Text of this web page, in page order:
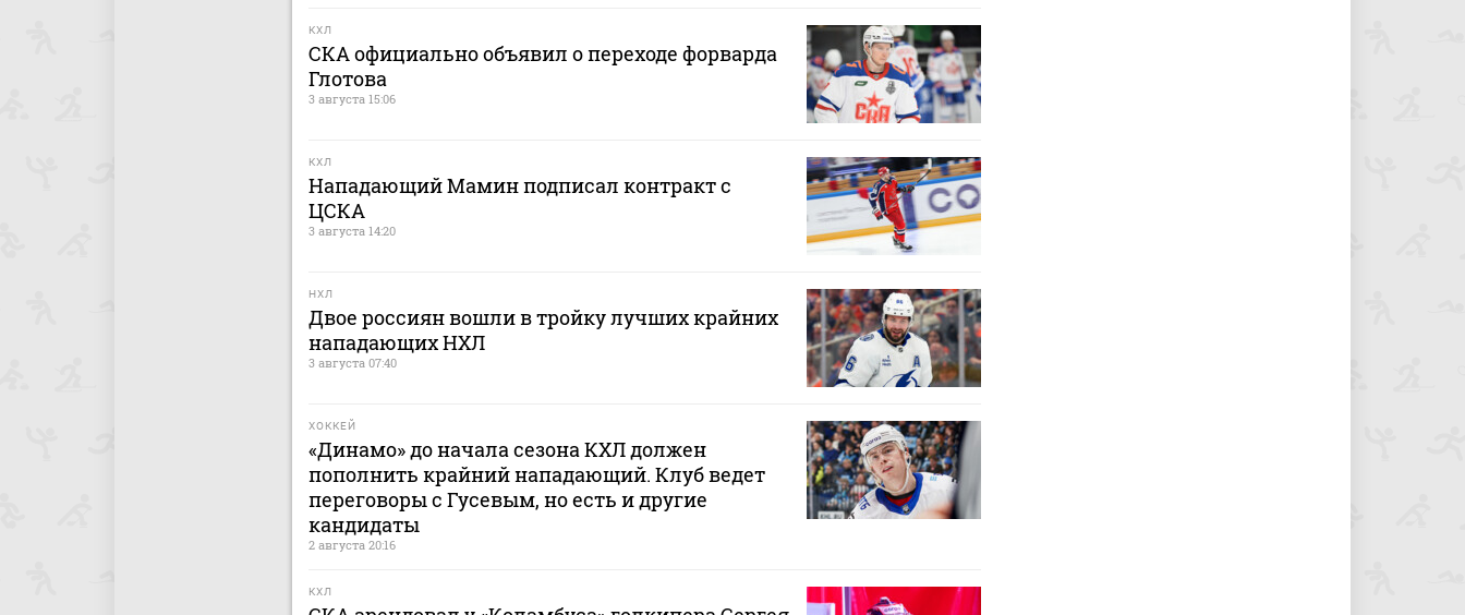
КХЛ
СКА официально объявил о переходе форварда
Глотова
3 августа 15:06
КХЛ
Нападающий Мамин подписал контракт с
ЦСКА
3 августа 14:20
НХЛ
Двое россиян вошли в тройку лучших крайних
нападающих НХЛ
3 августа 07:40
ХОККЕЙ
«Динамо» до начала сезона КХЛ должен
пополнить крайний нападающий. Клуб ведет
переговоры с Гусевым, но есть и другие
кандидаты
2 августа 20:16
КХЛ